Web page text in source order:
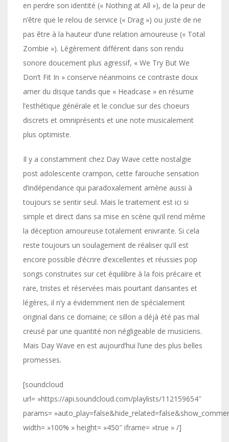
en perdre son identité (« Nothing at All »), de la peur de
n’être que le relou de service (« Drag ») ou juste de ne
pas être à la hauteur d’une relation amoureuse (« Total
Zombie »). Légèrement différent dans son rendu
sonore doucement plus agressif, « We Try But We
Don’t Fit In » conserve néanmoins ce contraste doux
amer du disque tandis que « Headcase » en résume
l’esthétique générale et le conclue sur des choeurs
discrets et omniprésents et une note musicalement
plus optimiste.
Il y a constamment chez Day Wave cette nostalgie
post adolescente crampon, cette farouche sensation
d’indépendance qui paradoxalement amène aussi à
toujours se sentir seul. Mais le traitement est ici si
simple et direct dans sa mise en scène qu’il rend même
la déception amoureuse totalement enivrante. Si cela
reste toujours un soulagement de réaliser qu’il est
encore possible d’écrire d’excellentes et réussies pop
songs construites sur cet équilibre à la fois précaire et
rare, tristes et réservées mais pourtant dansantes et
légères, il n’y a évidemment rien de spécialement
original dans ce domaine; ce sillon a déjà été pas mal
creusé par une quantité non négligeable de musiciens.
Mais Day Wave en est aujourd’hui l’une des plus belles
promesses.
[soundcloud
url= »https://api.soundcloud.com/playlists/112159654″
params=
width= »100% » height= »450″ iframe= »true » /]